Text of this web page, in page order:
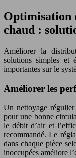
Optimisation
chaud :
Améliorer la
solutions simples et
importantes sur le
Améliorer les
Un nettoyage
pour une bonne
le débit d’air et
recommandé. Le
dans chaque pièce
inoccupées améliore